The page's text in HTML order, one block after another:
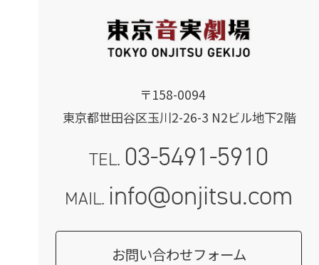
〒158-0094
東京都世田谷区玉川2-26-3 N2ビル地下2階
TEL. 03-5491-5910
MAIL. info@onjitsu.com
お問い合わせフォーム